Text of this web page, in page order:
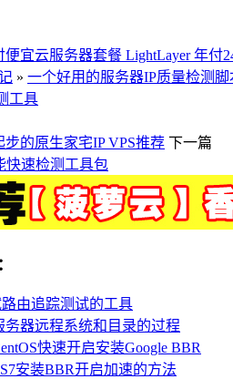
便宜云服务器套餐 LightLayer 年付
» 一个好用的服务器IP质量检测脚
工具
的原生家宅IP VPS推荐 下一篇
快速检测工具包
路由追踪测试的工具
务器远程系统和目录的过程
快速开启安装Google BBR
安装BBR开启加速的方法